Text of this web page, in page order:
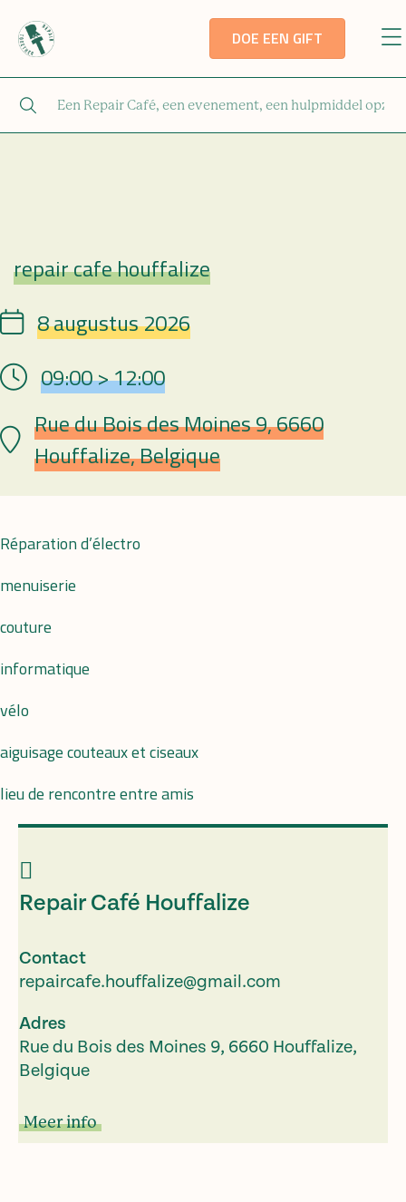
DOE EEN GIFT
Repair Café
repair cafe houffalize
Date 8 augustus 2026
Hour 09:00 > 12:00
PlaatsRue du Bois des Moines 9, 6660
Houffalize, Belgique
Réparation d’électro
menuiserie
couture
informatique
vélo
aiguisage couteaux et ciseaux
lieu de rencontre entre amis
Repair Café Houffalize
Contact
repaircafe.houffalize@gmail.com
Adres
Rue du Bois des Moines 9, 6660 Houffalize,
Belgique
Meer info